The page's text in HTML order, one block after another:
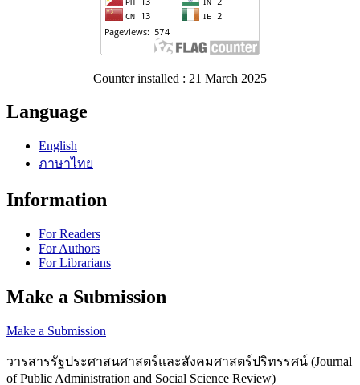
Counter installed : 21 March 2025
Language
English
ภาษาไทย
Information
For Readers
For Authors
For Librarians
Make a Submission
Make a Submission
วารสารรัฐประศาสนศาสตร์และสังคมศาสตร์ปริทรรศน์ (Journal
of Public Administration and Social Science Review)